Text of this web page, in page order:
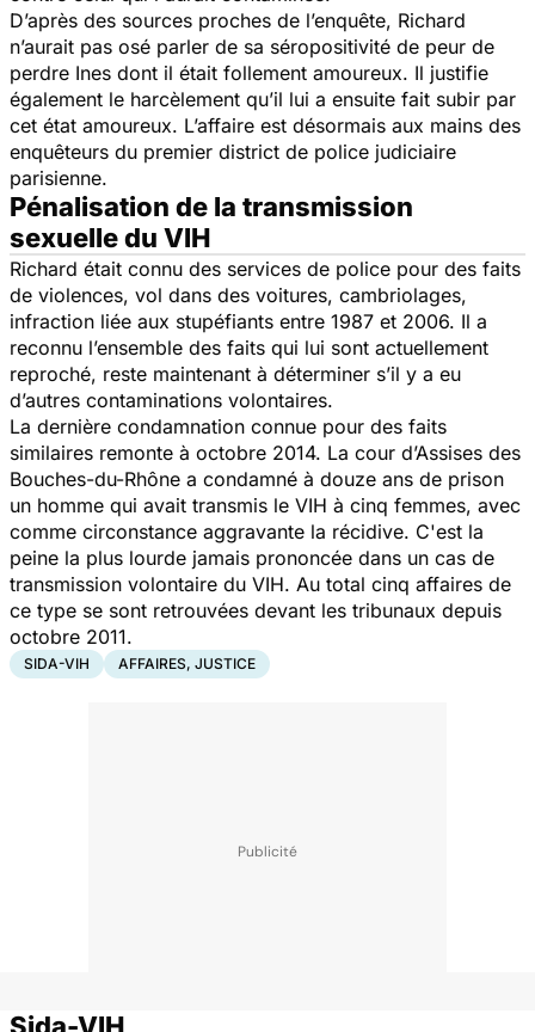
D’après des sources proches de l’enquête, Richard
n’aurait pas osé parler de sa séropositivité de peur de
perdre Ines dont il était follement amoureux. Il justifie
également le harcèlement qu’il lui a ensuite fait subir par
cet état amoureux. L’affaire est désormais aux mains des
enquêteurs du premier district de police judiciaire
parisienne.
Pénalisation de la transmission
sexuelle du VIH
Richard était connu des services de police pour des faits
de violences, vol dans des voitures, cambriolages,
infraction liée aux stupéfiants entre 1987 et 2006. Il a
reconnu l’ensemble des faits qui lui sont actuellement
reproché, reste maintenant à déterminer s’il y a eu
d’autres contaminations volontaires.
La dernière condamnation connue pour des faits
similaires remonte à octobre 2014. La cour d’Assises des
Bouches-du-Rhône a condamné à douze ans de prison
un homme qui avait transmis le VIH à cinq femmes, avec
comme circonstance aggravante la récidive. C'est la
peine la plus lourde jamais prononcée dans un cas de
transmission volontaire du VIH. Au total cinq affaires de
ce type se sont retrouvées devant les tribunaux depuis
octobre 2011.
SIDA-VIH AFFAIRES, JUSTICE